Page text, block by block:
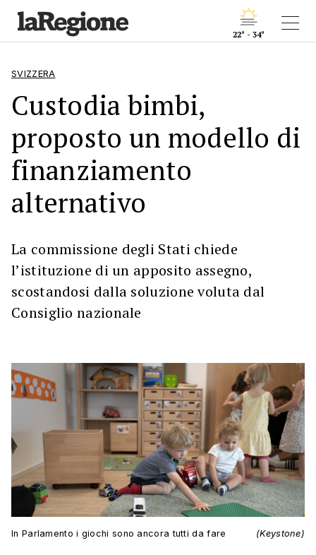
22° - 34°
SVIZZERA
Custodia bimbi,
proposto un modello di
finanziamento
alternativo
La commissione degli Stati chiede
l’istituzione di un apposito assegno,
scostandosi dalla soluzione voluta dal
Consiglio nazionale
In Parlamento i giochi sono ancora tutti da fare (Keystone)